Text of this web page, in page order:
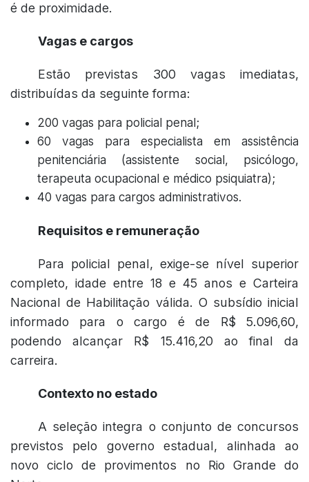
é de proximidade.
Vagas e cargos
Estão previstas 300 vagas imediatas,
distribuídas da seguinte forma:
200 vagas para policial penal;
60 vagas para especialista em assistência
penitenciária (assistente social, psicólogo,
terapeuta ocupacional e médico psiquiatra);
40 vagas para cargos administrativos.
Requisitos e remuneração
Para policial penal, exige-se nível superior
completo, idade entre 18 e 45 anos e Carteira
Nacional de Habilitação válida. O subsídio inicial
informado para o cargo é de R$ 5.096,60,
podendo alcançar R$ 15.416,20 ao final da
carreira.
Contexto no estado
A seleção integra o conjunto de concursos
previstos pelo governo estadual, alinhada ao
novo ciclo de provimentos no Rio Grande do